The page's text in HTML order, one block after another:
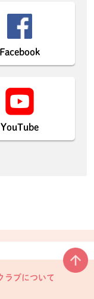
Facebook
YouTube
ラブについて